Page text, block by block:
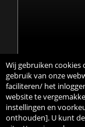
Copyright 2020 ©
Wij gebruiken cookies
gebruik van onze
faciliteren/ het
website te
instellingen en
onthouden]. U kunt